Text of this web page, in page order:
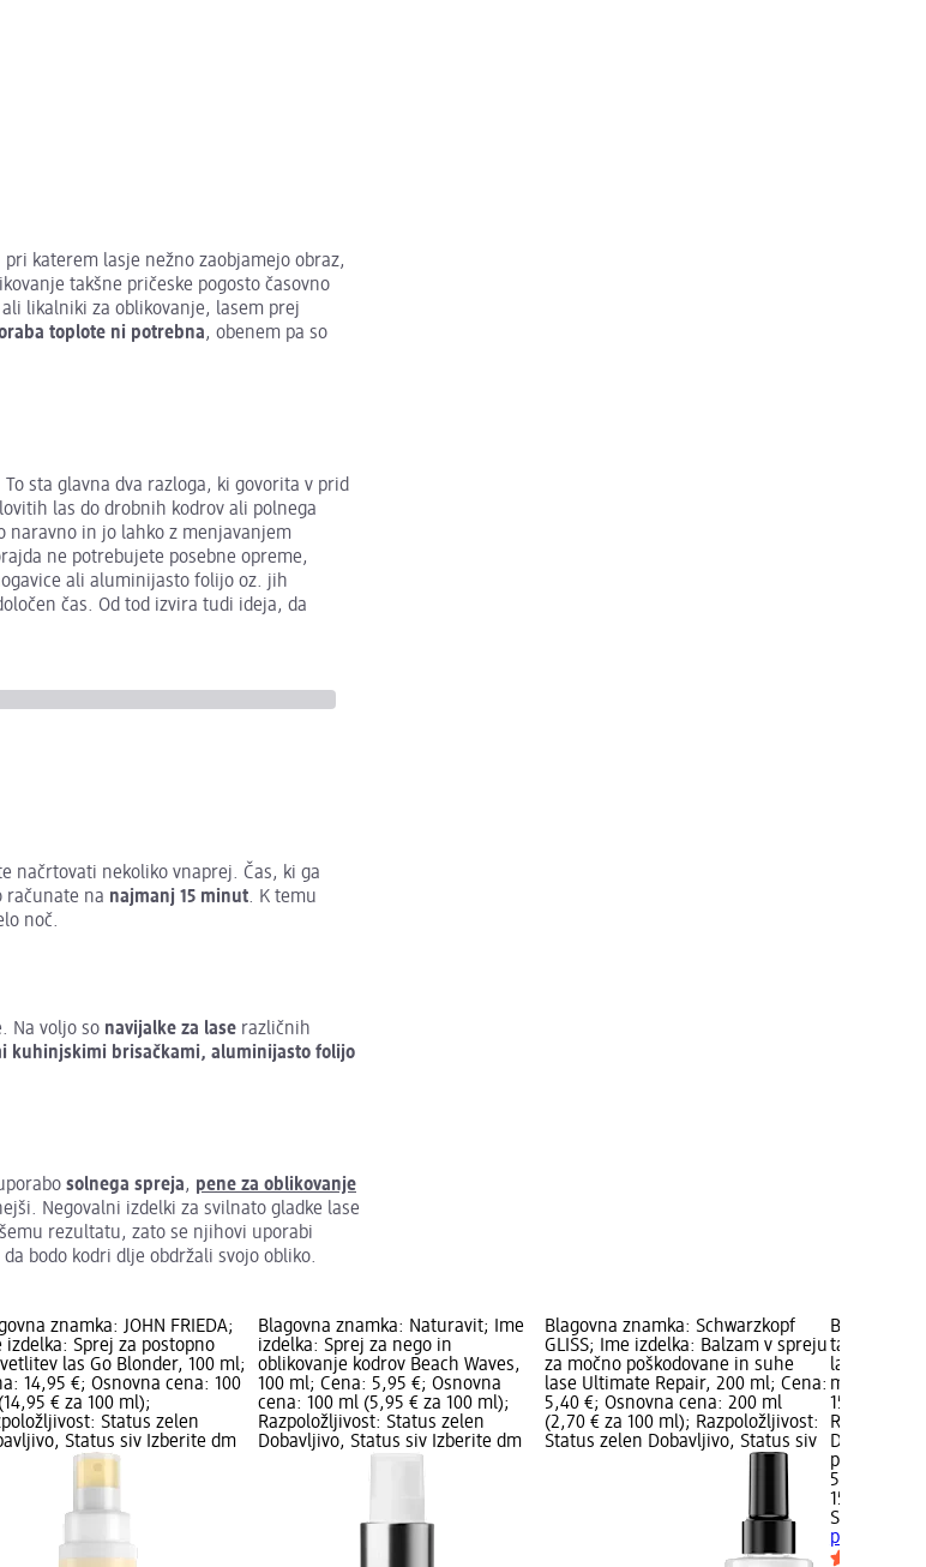
pri katerem lasje nežno zaobjamejo obraz,
takšne pričeske pogosto časovno
likalniki za oblikovanje, lasem prej
toplote ni potrebna, obenem pa so
To sta glavna dva razloga, ki govorita v prid
las do drobnih kodrov ali polnega
naravno in jo lahko z menjavanjem
ne potrebujete posebne opreme,
ali aluminijasto folijo oz. jih
čas. Od tod izvira tudi ideja, da
načrtovati nekoliko vnaprej. Čas, ki ga
računate na najmanj 15 minut. K temu
noč.
Na voljo so navijalke za lase različnih
kuhinjskimi brisačkami, aluminijasto folijo
solnega spreja, pene za oblikovanje
Negovalni izdelki za svilnato gladke lase
rezultatu, zato se njihovi uporabi
da bodo kodri dlje obdržali svojo obliko.
znamka: JOHN FRIEDA;
izdelka: Sprej za postopno
las Go Blonder, 100 ml;
14,95 €; Osnovna cena: 100
€ za 100 ml);
Status zelen
Status siv Izberite dm
Blagovna znamka: Naturavit; Ime
izdelka: Sprej za nego in
oblikovanje kodrov Beach Waves,
100 ml; Cena: 5,95 €; Osnovna
cena: 100 ml (5,95 € za 100 ml);
Razpoložljivost: Status zelen
Dobavljivo, Status siv Izberite dm
Blagovna znamka: Schwarzkopf
GLISS; Ime izdelka: Balzam v spreju
za močno poškodovane in suhe
lase Ultimate Repair, 200 ml; Cena:
5,40 €; Osnovna cena: 200 ml
(2,70 € za 100 ml); Razpoložljivost:
Status zelen Dobavljivo, Status siv
Blagovna
taft; Ime
las pred
ml; Cena:
150 ml
Dobavljivo,
prodajalno
5,95 €
150 ml
pred